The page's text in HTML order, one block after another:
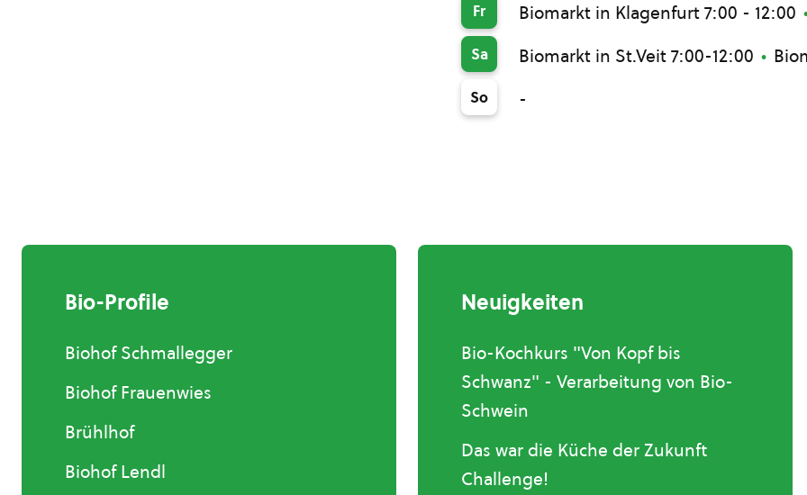
Fr Biomarkt in Klagenfurt 7:00 - 12:00
Sa Biomarkt in St.Veit 7:00-12:00
So -
Bio-Profile
Biohof Schmallegger
Biohof Frauenwies
Brühlhof
Biohof Lendl
Neuigkeiten
Bio-Kochkurs "Von Kopf bis
Schwanz" - Verarbeitung von Bio-
Schwein
Das war die Küche der Zukunft
Challenge!